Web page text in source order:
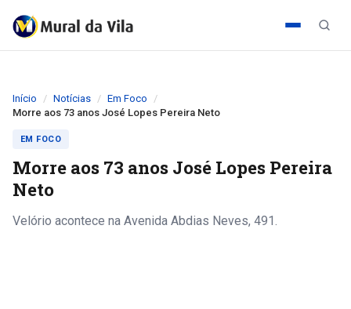
Início Notícias
Em Foco
Morre aos 73 anos José Lopes Pereira Neto
EM FOCO
Morre aos 73 anos José Lopes Pereira
Neto
Velório acontece na Avenida Abdias Neves, 491.